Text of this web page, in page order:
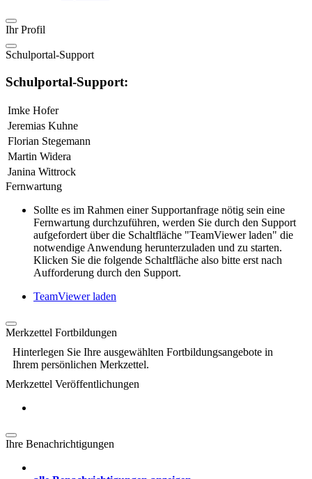
Ihr Profil
Schulportal-Support
Schulportal-Support:
Imke Hofer
Jeremias Kuhne
Florian Stegemann
Martin Widera
Janina Wittrock
Fernwartung
Sollte es im Rahmen einer Supportanfrage nötig sein eine
Fernwartung durchzuführen, werden Sie durch den Support
aufgefordert über die Schaltfläche "TeamViewer laden" die
notwendige Anwendung herunterzuladen und zu starten.
Klicken Sie die folgende Schaltfläche also bitte erst nach
Aufforderung durch den Support.
TeamViewer laden
Merkzettel Fortbildungen
Hinterlegen Sie Ihre ausgewählten Fortbildungsangebote in
Ihrem persönlichen Merkzettel.
Merkzettel Veröffentlichungen
Ihre Benachrichtigungen